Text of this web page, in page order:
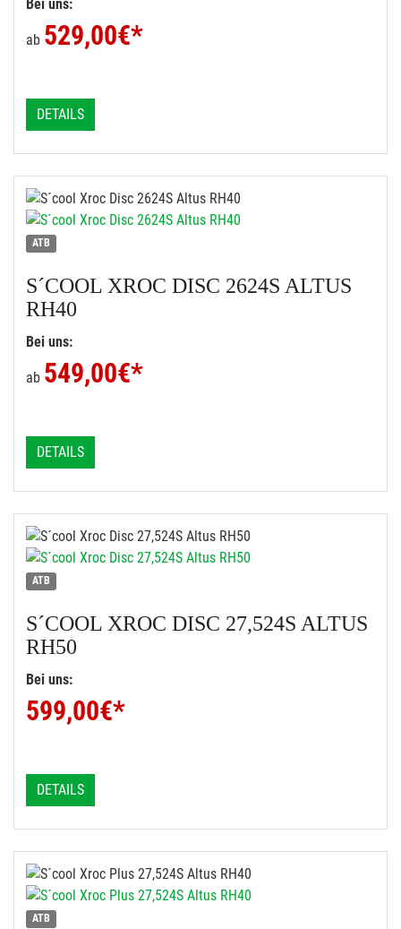
Bei uns:
ab 529,00€*
DETAILS
ATB
S´COOL XROC DISC 2624S ALTUS
RH40
Bei uns:
ab 549,00€*
DETAILS
ATB
S´COOL XROC DISC 27,524S ALTUS
RH50
Bei uns:
599,00€*
DETAILS
ATB